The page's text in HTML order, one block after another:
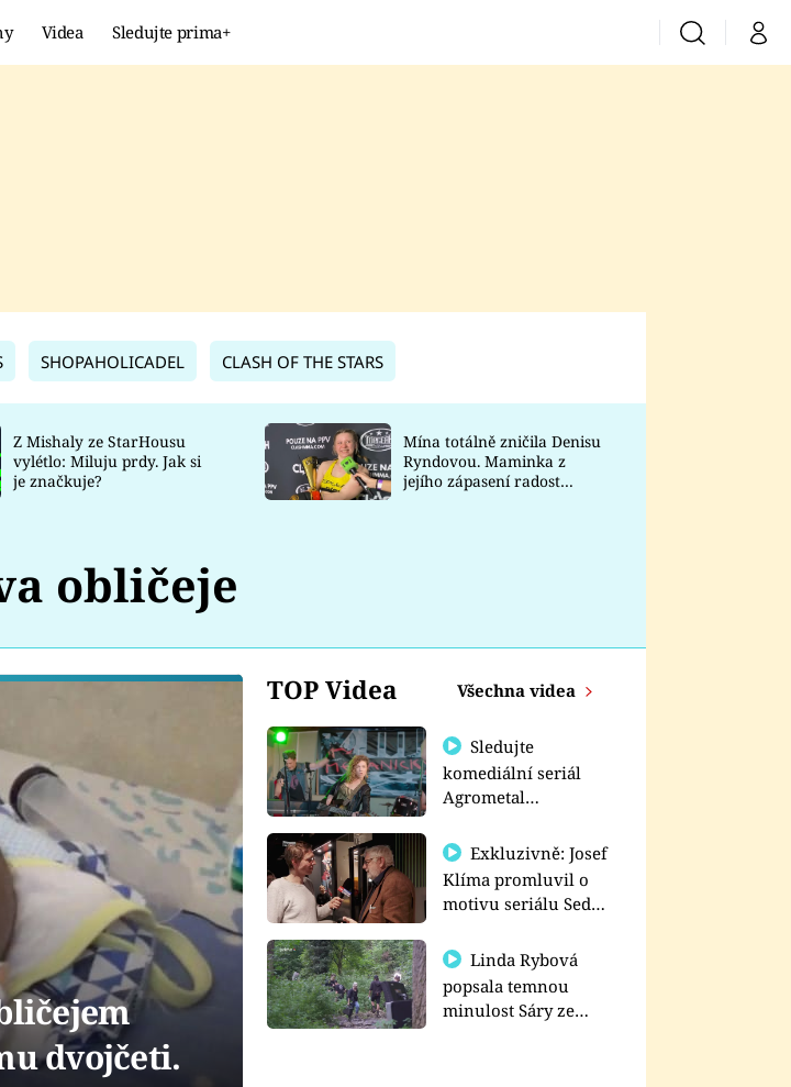
Videa Sledujte prima+ VyhledáváníMůj
Prima Lajk
Sledujte nás
SHOPAHOLICADEL CLASH OF THE STARS
Z Mishaly ze StarHousu
vylétlo: Miluju prdy. Jak si
je značkuje?
Mína totálně zničila Denisu
Ryndovou. Maminka z
jejího zápasení radost
obličeje
TOP Videa Všechna videa
Sledujte
komediální seriál
Agrometal
prima+
Exkluzivně: Josef
Klíma promluvil o
motivu seriálu Sedm
Linda Rybová
popsala temnou
minulost Sáry ze
dvojčeti.